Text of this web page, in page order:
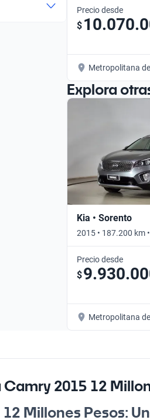
Precio desde
$
Metropolitana
Explora
Kia • Sorento
2015 • 187.200 km
Precio desde
$
Metropolitana
2015 12
Millones Pesos: